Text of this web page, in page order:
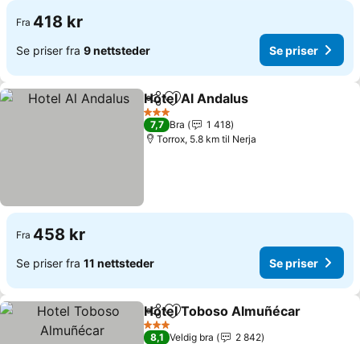
Fra 418 kr
Se priser fra 9 nettsteder Se priser
Del Legg til i favoritter
Hotel Al Andalus
3 Stjerner
7,7 Bra
1 418
Torrox, 5.8 km til Nerja
Fra 458 kr
Se priser fra 11 nettsteder Se priser
Del Legg til i favoritter
Hotel Toboso Almuñécar
3 Stjerner
8,1 Veldig bra
2 842